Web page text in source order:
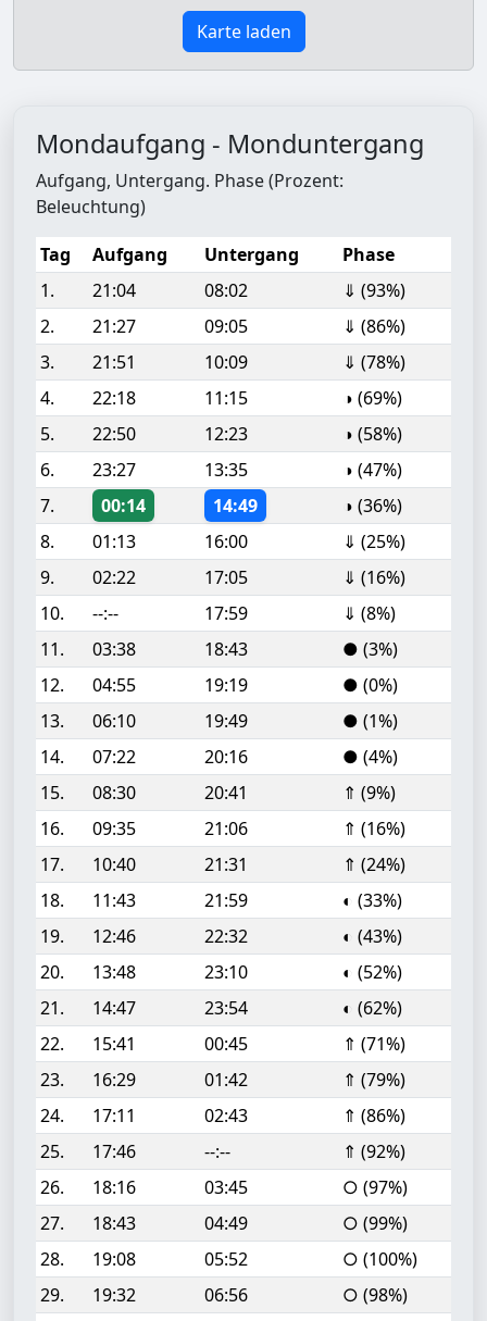
Karte laden
Mondaufgang - Monduntergang
Aufgang, Untergang. Phase (Prozent:
Beleuchtung)
Tag
Aufgang Untergang
Phase
1.
21:04 08:02
⇓ (93%)
2.
21:27 09:05
⇓ (86%)
3.
21:51 10:09
⇓ (78%)
4.
22:18 11:15
◑ (69%)
5.
22:50 12:23
◑ (58%)
6.
23:27 13:35
◑ (47%)
7.
00:14 14:49
◑ (36%)
8.
01:13 16:00
⇓ (25%)
9.
02:22 17:05
⇓ (16%)
10.
--:-- 17:59
⇓ (8%)
11.
03:38 18:43
● (3%)
12.
04:55 19:19
● (0%)
13.
06:10 19:49
● (1%)
14.
07:22 20:16
● (4%)
15.
08:30 20:41
⇑ (9%)
16.
09:35 21:06
⇑ (16%)
17.
10:40 21:31
⇑ (24%)
18.
11:43 21:59
◐ (33%)
19.
12:46 22:32
◐ (43%)
20.
13:48 23:10
◐ (52%)
21.
14:47 23:54
◐ (62%)
22.
15:41 00:45
⇑ (71%)
23.
16:29 01:42
⇑ (79%)
24.
17:11 02:43
⇑ (86%)
25.
17:46 --:--
⇑ (92%)
26.
18:16 03:45
○ (97%)
27.
18:43 04:49
○ (99%)
28.
19:08 05:52
○ (100%)
29.
19:32 06:56
○ (98%)